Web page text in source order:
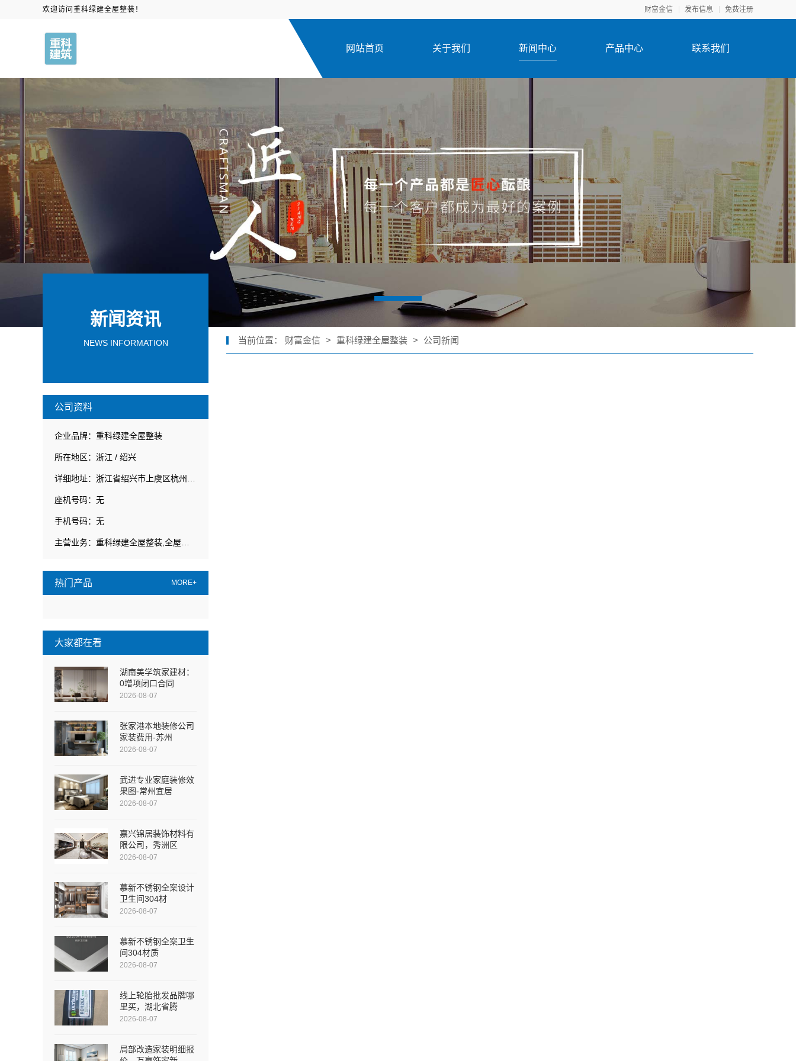
欢迎访问重科绿建全屋整装！ 财富金信 发布信息 免费注册
网站首页 关于我们 新闻中心 产品中心 联系我们
新闻资讯
NEWS INFORMATION
公司资料
企业品牌：重科绿建全屋整装
所在地区：浙江 / 绍兴
座机号码：无
手机号码：无
热门产品 MORE+
大家都在看
湖南美学筑家建材：
0增项闭口合同
2026-08-07
张家港本地装修公司
家装费用-苏州
2026-08-07
武进专业家庭装修效
果图-常州宜居
2026-08-07
嘉兴锦居装饰材料有
限公司，秀洲区
2026-08-07
慕新不锈钢全案设计
卫生间304材
2026-08-07
慕新不锈钢全案卫生
间304材质
2026-08-07
线上轮胎批发品牌哪
里买，湖北省腾
2026-08-07
局部改造家装明细报
当前位置： 财富金信 > 重科绿建全屋整装 > 公司新闻